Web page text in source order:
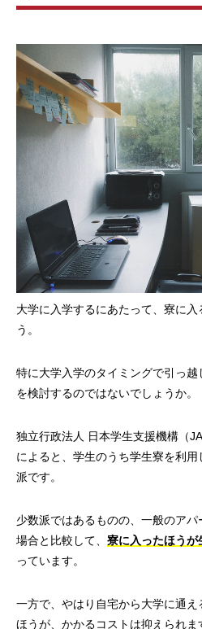
大学に入学するにあたって、寮に
う。
特に大学入学のタイミングで引っ
を検討するのではないでしょうか。
独立行政法人 日本学生支援機構（
によると、学生のうち学生寮を利
派です。
少数派ではあるものの、一般のア
場合と比較して、 寮に入ったほうが
っています。
一方で、やはり自宅から大学に通
ほうが、かかるコストは抑えられま